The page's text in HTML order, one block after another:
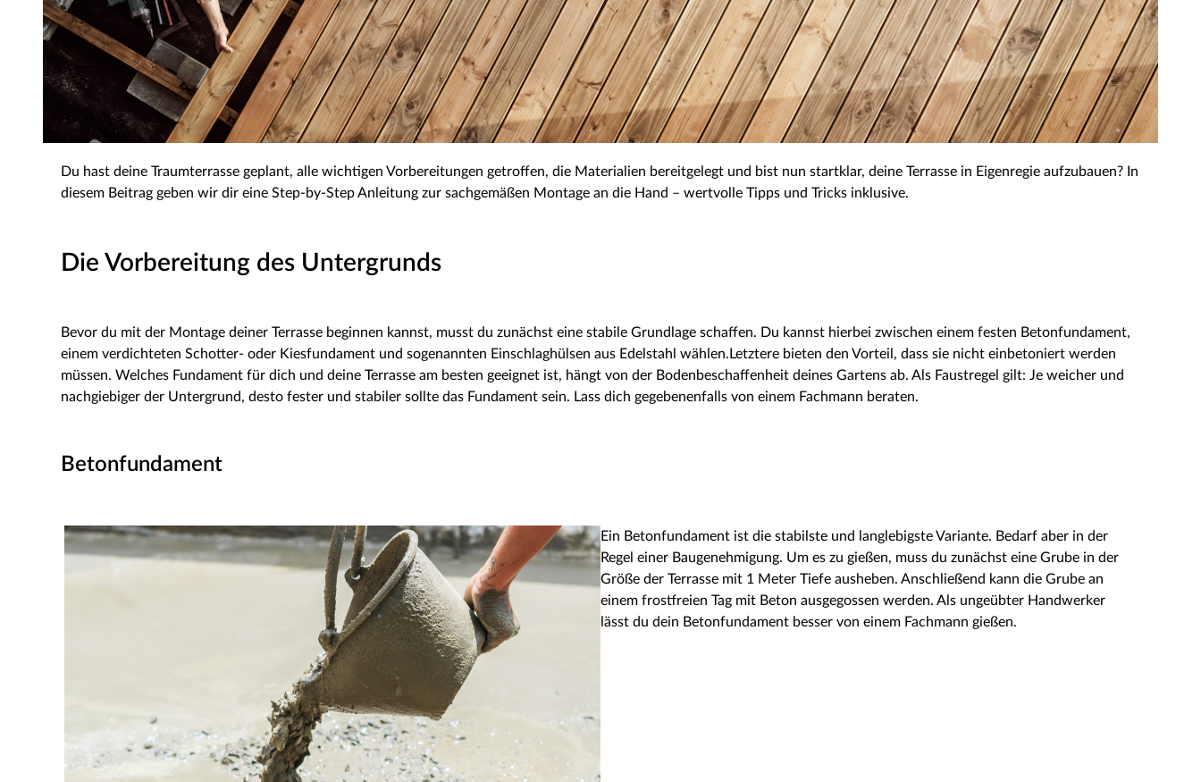
Du hast deine Traumterrasse geplant, alle wichtigen Vorbereitungen getroffen, die Materialien bereitgelegt und bist nun startklar, deine Terrasse in Eigenregie aufzubauen? In
diesem Beitrag geben wir dir eine Step-by-Step Anleitung zur sachgemäßen Montage an die Hand – wertvolle Tipps und Tricks inklusive.
Die Vorbereitung des Untergrunds
Bevor du mit der Montage deiner Terrasse beginnen kannst, musst du zunächst eine stabile Grundlage schaffen. Du kannst hierbei zwischen einem festen Betonfundament,
einem verdichteten Schotter- oder Kiesfundament und sogenannten Einschlaghülsen aus Edelstahl wählen.Letztere bieten den Vorteil, dass sie nicht einbetoniert werden
müssen. Welches Fundament für dich und deine Terrasse am besten geeignet ist, hängt von der Bodenbeschaffenheit deines Gartens ab. Als Faustregel gilt: Je weicher und
nachgiebiger der Untergrund, desto fester und stabiler sollte das Fundament sein. Lass dich gegebenenfalls von einem Fachmann beraten.
Betonfundament
Ein Betonfundament ist die stabilste und langlebigste Variante. Bedarf aber in der
Regel einer Baugenehmigung. Um es zu gießen, muss du zunächst eine Grube in der
Größe der Terrasse mit 1 Meter Tiefe ausheben. Anschließend kann die Grube an
einem frostfreien Tag mit Beton ausgegossen werden. Als ungeübter Handwerker
lässt du dein Betonfundament besser von einem Fachmann gießen.